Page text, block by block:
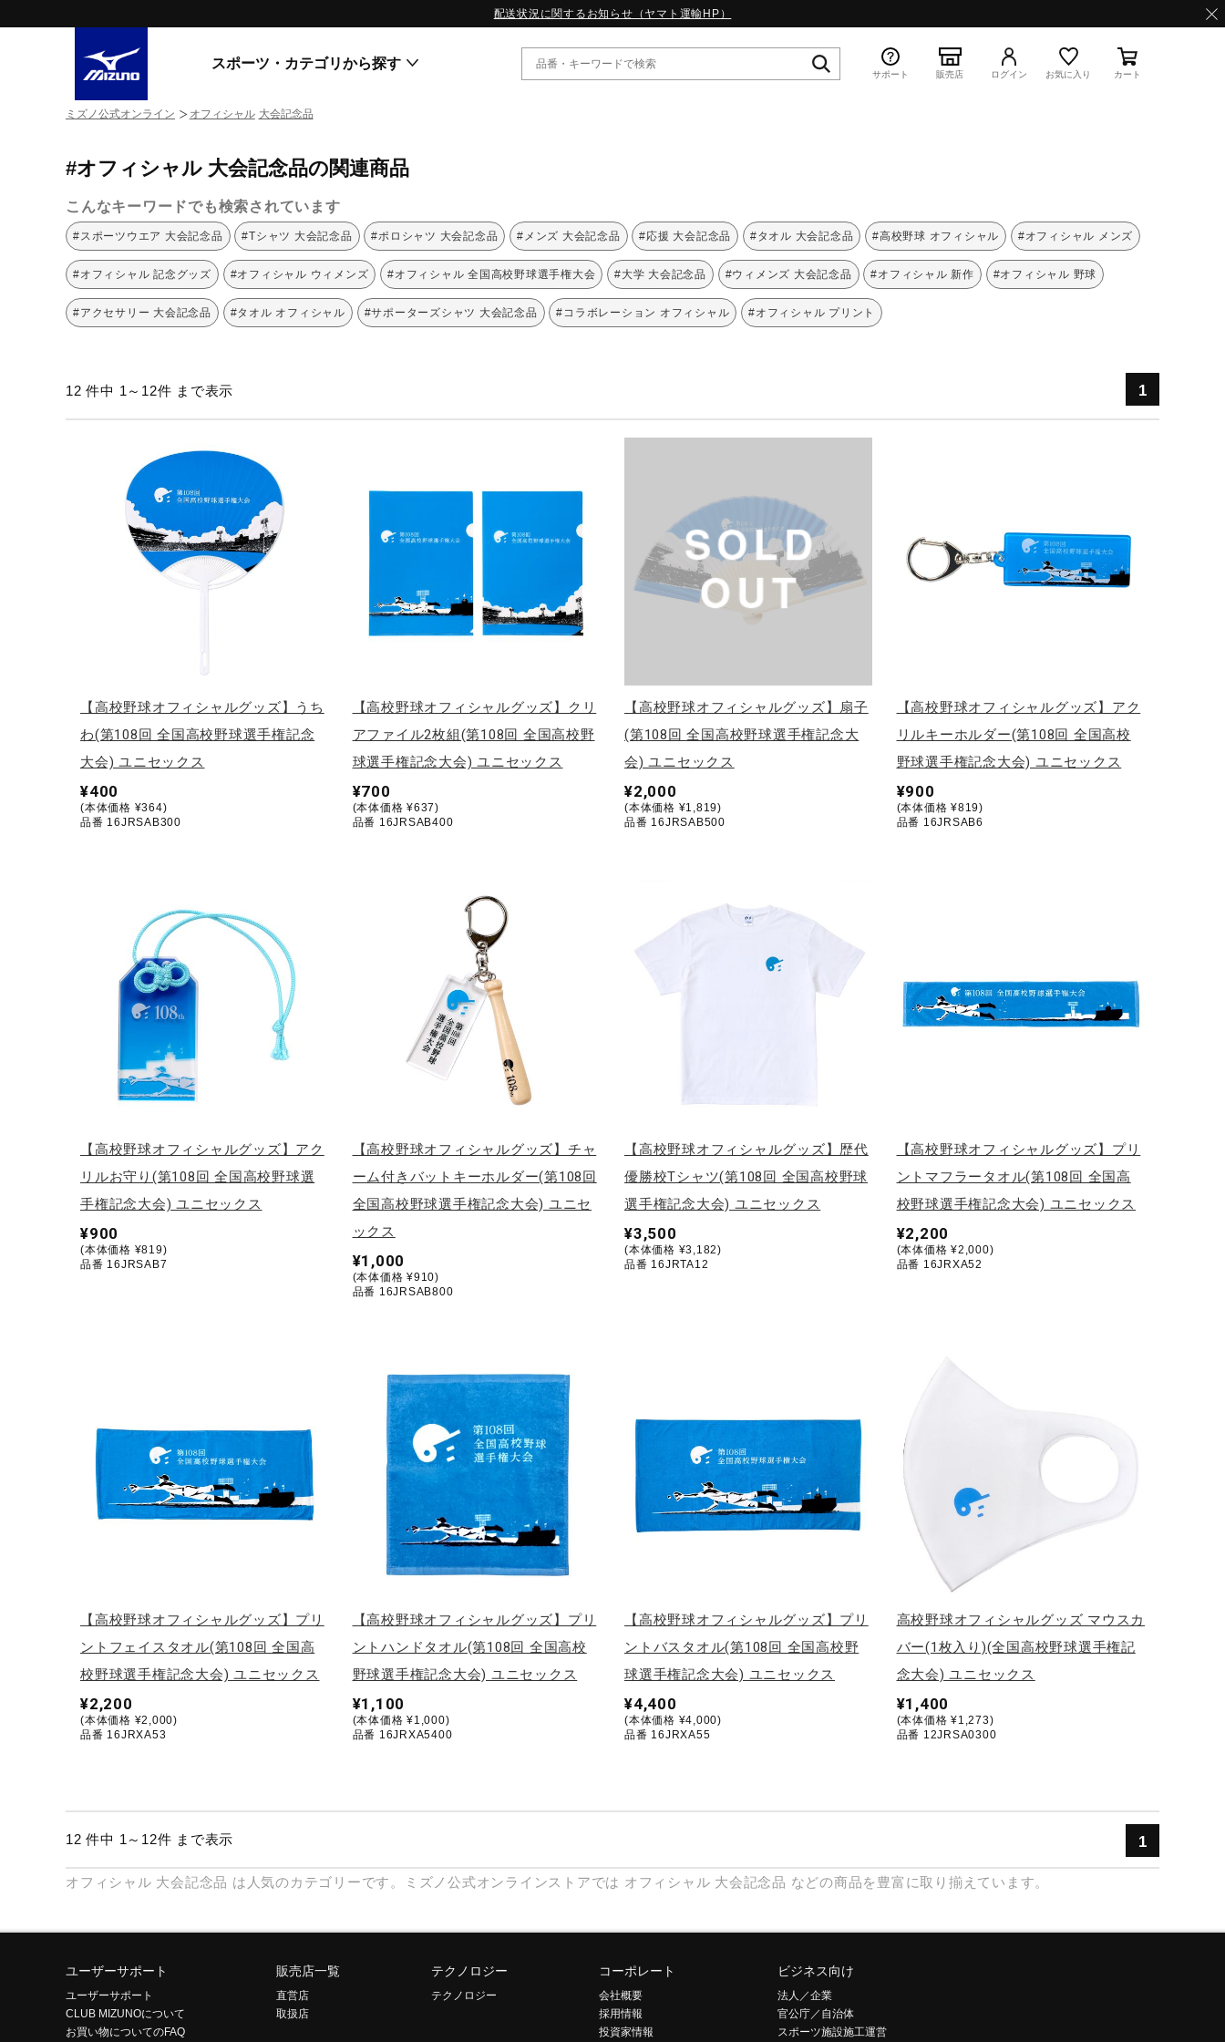
配送状況に関するお知らせ（ヤマト運輸HP）
スポーツ・カテゴリから探す
ライフスタイルウエア
ランニング
サッカー／フットサル
野球
バレーボール
バドミントン
ソフトボール
ライフスタイルグッズ
インナー
寝具／ミズノスリープ
アウトドア／レイン
ジュニア／キッズ
メディカル
コラボ／ライセンス
WAVE PROPHECY
MORELIA LS
WAVE RIDER
MXR
ゴアテックス
コラボレーション
その他シリーズ
W.PROPHECY1｜特集
WP MAGIC MITA｜特集
WP STRAP｜特集
スペシャルカラーパック｜特集
WP STRAP 2｜特集
マーガレット・ハウエル｜特集
サポート 販売店 ログイン お気に入り カート
ミズノ公式オンライン オフィシャル 大会記念品
#オフィシャル 大会記念品の関連商品
こんなキーワードでも検索されています
#スポーツウエア 大会記念品 #Tシャツ 大会記念品 #ポロシャツ 大会記念品 #メンズ 大会記念品 #応援 大会記念品 #タオル 大会記念品 #高校野球 オフィシャル #オフィシャル メンズ
#オフィシャル 記念グッズ #オフィシャル ウィメンズ #オフィシャル 全国高校野球選手権大会 #大学 大会記念品 #ウィメンズ 大会記念品 #オフィシャル 新作 #オフィシャル 野球
#アクセサリー 大会記念品 #タオル オフィシャル #サポーターズシャツ 大会記念品 #コラボレーション オフィシャル #オフィシャル プリント
12 件中 1～12件 まで表示 1
【高校野球オフィシャルグッズ】うち
わ(第108回 全国高校野球選手権記念
大会) ユニセックス
¥400
(本体価格 ¥364)
品番 16JRSAB300
【高校野球オフィシャルグッズ】クリ
アファイル2枚組(第108回 全国高校野
球選手権記念大会) ユニセックス
¥700
(本体価格 ¥637)
品番 16JRSAB400
【高校野球オフィシャルグッズ】扇子
(第108回 全国高校野球選手権記念大
会) ユニセックス
¥2,000
(本体価格 ¥1,819)
品番 16JRSAB500
【高校野球オフィシャルグッズ】アク
リルキーホルダー(第108回 全国高校
野球選手権記念大会) ユニセックス
¥900
(本体価格 ¥819)
品番 16JRSAB6
【高校野球オフィシャルグッズ】アク
リルお守り(第108回 全国高校野球選
手権記念大会) ユニセックス
¥900
(本体価格 ¥819)
品番 16JRSAB7
【高校野球オフィシャルグッズ】チャ
ーム付きバットキーホルダー(第108回
全国高校野球選手権記念大会) ユニセ
ックス
¥1,000
(本体価格 ¥910)
品番 16JRSAB800
【高校野球オフィシャルグッズ】歴代
優勝校Tシャツ(第108回 全国高校野球
選手権記念大会) ユニセックス
¥3,500
(本体価格 ¥3,182)
品番 16JRTA12
【高校野球オフィシャルグッズ】プリ
ントマフラータオル(第108回 全国高
校野球選手権記念大会) ユニセックス
¥2,200
(本体価格 ¥2,000)
品番 16JRXA52
【高校野球オフィシャルグッズ】プリ
ントフェイスタオル(第108回 全国高
校野球選手権記念大会) ユニセックス
¥2,200
(本体価格 ¥2,000)
品番 16JRXA53
【高校野球オフィシャルグッズ】プリ
ントハンドタオル(第108回 全国高校
野球選手権記念大会) ユニセックス
¥1,100
(本体価格 ¥1,000)
品番 16JRXA5400
【高校野球オフィシャルグッズ】プリ
ントバスタオル(第108回 全国高校野
球選手権記念大会) ユニセックス
¥4,400
(本体価格 ¥4,000)
品番 16JRXA55
高校野球オフィシャルグッズ マウスカ
バー(1枚入り)(全国高校野球選手権記
念大会) ユニセックス
¥1,400
(本体価格 ¥1,273)
品番 12JRSA0300
12 件中 1～12件 まで表示 1
オフィシャル 大会記念品 は人気のカテゴリーです。ミズノ公式オンラインストアでは オフィシャル 大会記念品 などの商品を豊富に取り揃えています。
ユーザーサポート
ユーザーサポート
CLUB MIZUNOについて
お買い物についてのFAQ
販売店一覧
直営店
取扱店
テクノロジー
テクノロジー
コーポレート
会社概要
採用情報
投資家情報
ビジネス向け
法人／企業
官公庁／自治体
スポーツ施設施工運営